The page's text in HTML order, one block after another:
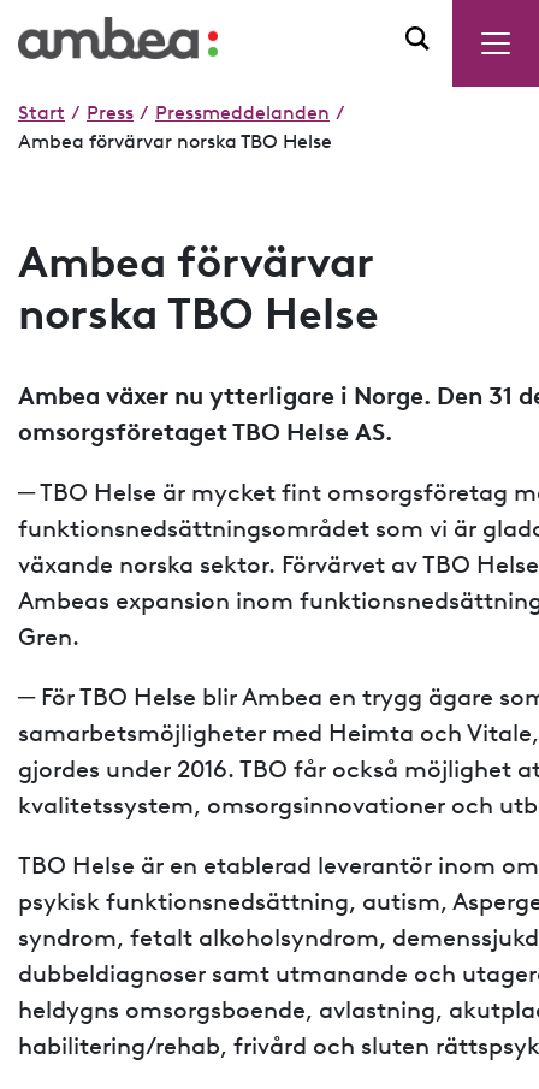
Start / Press / Pressmeddelanden /
Ambea förvärvar norska TBO Helse
Ambea förvärvar
norska TBO Helse
Ambea växer nu ytterligare i Norge. Den 31
omsorgsföretaget TBO Helse AS.
─ TBO Helse är mycket fint omsorgsföretag
funktionsnedsättningsområdet som vi är
växande norska sektor. Förvärvet av TBO
Ambeas expansion inom
Gren.
─ För TBO Helse blir Ambea en trygg ägare
samarbetsmöjligheter med Heimta och
gjordes under 2016. TBO får också möjlighet
kvalitetssystem, omsorgsinnovationer och
TBO Helse är en etablerad leverantör inom
psykisk funktionsnedsättning, autism,
syndrom, fetalt alkoholsyndrom,
dubbeldiagnoser samt utmanande och
heldygns omsorgsboende, avlastning,
habilitering/rehab, frivård och sluten